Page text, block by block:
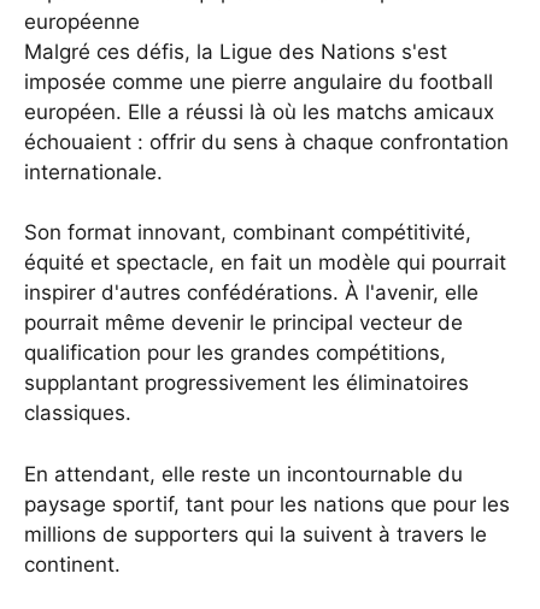
européenne
Malgré ces défis, la Ligue des Nations s'est
imposée comme une pierre angulaire du football
européen. Elle a réussi là où les matchs amicaux
échouaient : offrir du sens à chaque confrontation
internationale.
Son format innovant, combinant compétitivité,
équité et spectacle, en fait un modèle qui pourrait
inspirer d'autres confédérations. À l'avenir, elle
pourrait même devenir le principal vecteur de
qualification pour les grandes compétitions,
supplantant progressivement les éliminatoires
classiques.
En attendant, elle reste un incontournable du
paysage sportif, tant pour les nations que pour les
millions de supporters qui la suivent à travers le
continent.